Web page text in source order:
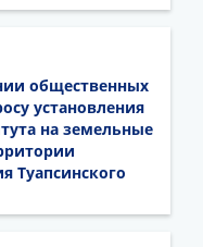
общественных
установления
на земельные
Туапсинского